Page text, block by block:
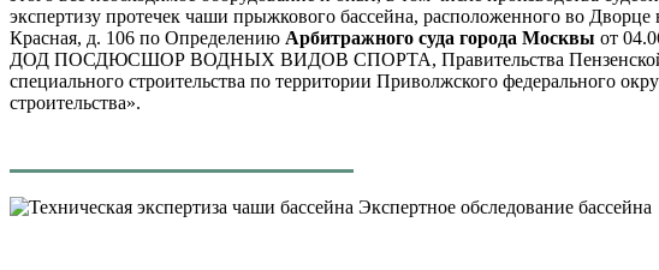
экспертизу протечек чаши прыжкового бассейна, расположенного во Дворце
Красная, д. 106 по Определению Арбитражного суда города Москвы от
ДОД ПОСДЮСШОР ВОДНЫХ ВИДОВ СПОРТА, Правительства Пензенской
специального строительства по территории Приволжского федерального
строительства».
Экспертное обследование бассейна